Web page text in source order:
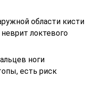
области кисти
локтевого
ноги
есть риск